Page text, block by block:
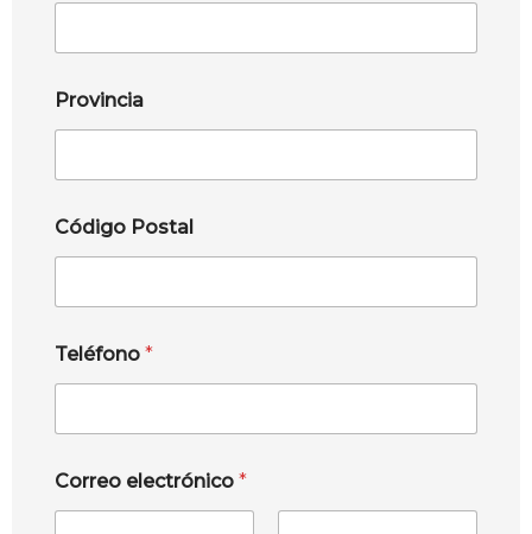
Provincia
Código Postal
Teléfono *
Correo electrónico *